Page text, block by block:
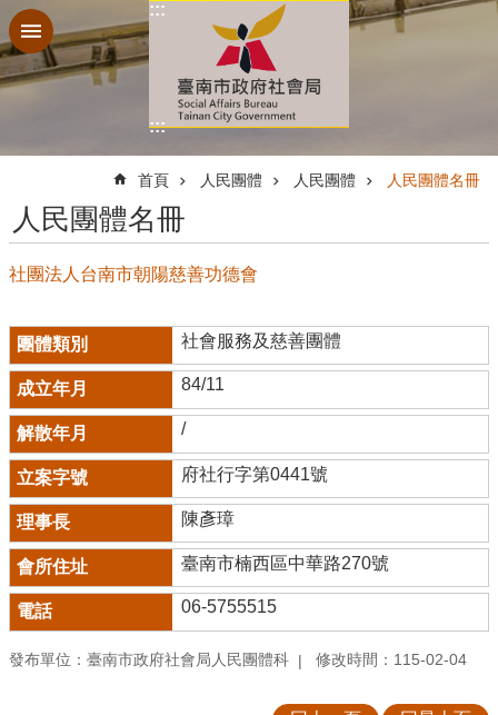
跳到主要內容區塊
:::
:::
首頁 人民團體 人民團體 人民團體名冊
人民團體名冊
社團法人台南市朝陽慈善功德會
社會服務及慈善團體
84/11
/
府社行字第0441號
陳彥璋
臺南市楠西區中華路270號
06-5755515
發布單位：臺南市政府社會局人民團體科 修改時間：115-02-04